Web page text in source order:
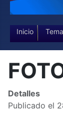
Inicio
Detalles
Publicado el